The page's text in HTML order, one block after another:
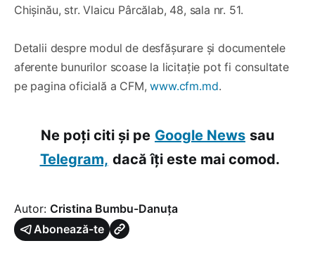
Chișinău, str. Vlaicu Pârcălab, 48, sala nr. 51.
Detalii despre modul de desfășurare și documentele
aferente bunurilor scoase la licitație pot fi consultate
pe pagina oficială a CFM,www.cfm.md.
Ne poți citi și pe Google News sau
Telegram, dacă îți este mai comod.
Autor: Cristina Bumbu-Danuța
Abonează-te